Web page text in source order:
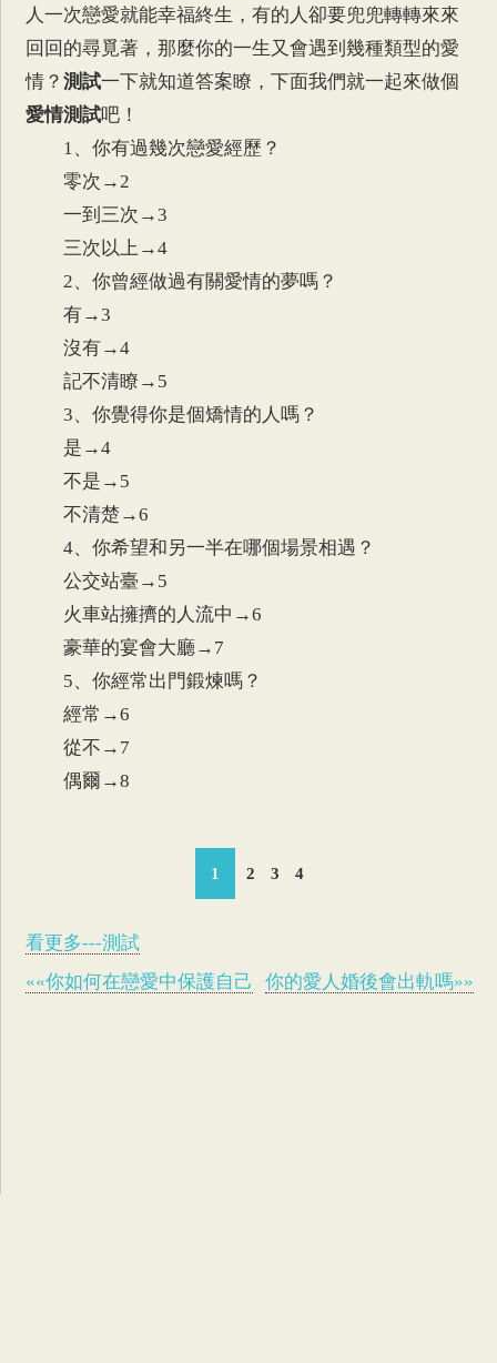
人一次戀愛就能幸福終生，有的人卻要兜兜轉轉來來
回回的尋覓著，那麼你的一生又會遇到幾種類型的愛
情？測試一下就知道答案瞭，下面我們就一起來做個
愛情測試吧！
1、你有過幾次戀愛經歷？
零次→2
一到三次→3
三次以上→4
2、你曾經做過有關愛情的夢嗎？
有→3
沒有→4
記不清瞭→5
3、你覺得你是個矯情的人嗎？
是→4
不是→5
不清楚→6
4、你希望和另一半在哪個場景相遇？
公交站臺→5
火車站擁擠的人流中→6
豪華的宴會大廳→7
5、你經常出門鍛煉嗎？
經常→6
從不→7
偶爾→8
1 2 3 4
看更多---測試
««你如何在戀愛中保護自己
你的愛人婚後會出軌嗎»»